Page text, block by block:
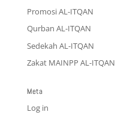
Promosi AL-ITQAN
Qurban AL-ITQAN
Sedekah AL-ITQAN
Zakat MAINPP AL-ITQAN
Meta
Log in